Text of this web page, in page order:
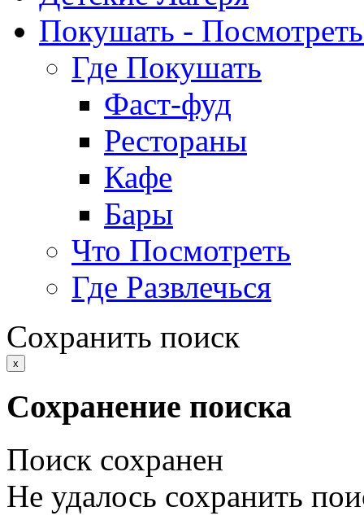
Покушать - Посмотреть
Где Покушать
Фаст-фуд
Рестораны
Кафе
Бары
Что Посмотреть
Где Развлечься
Сохранить поиск
x
Сохранение поиска
Поиск сохранен
Не удалось сохранить